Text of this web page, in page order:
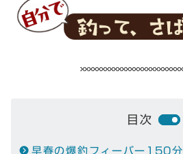
目次
早春の爆釣フィーバー150分